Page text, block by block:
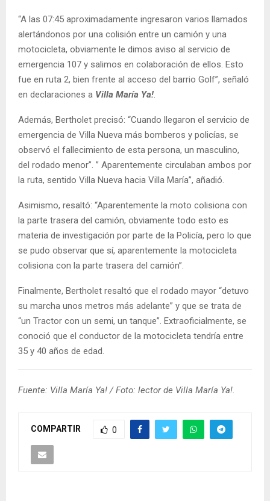
“A las 07:45 aproximadamente ingresaron varios llamados
alertándonos por una colisión entre un camión y una
motocicleta, obviamente le dimos aviso al servicio de
emergencia 107 y salimos en colaboración de ellos. Esto
fue en ruta 2, bien frente al acceso del barrio Golf”, señaló
en declaraciones a Villa María Ya!.
Además, Bertholet precisó: “Cuando llegaron el servicio de
emergencia de Villa Nueva más bomberos y policías, se
observó el fallecimiento de esta persona, un masculino,
del rodado menor”. ” Aparentemente circulaban ambos por
la ruta, sentido Villa Nueva hacia Villa María”, añadió.
Asimismo, resaltó: “Aparentemente la moto colisiona con
la parte trasera del camión, obviamente todo esto es
materia de investigación por parte de la Policía, pero lo que
se pudo observar que sí, aparentemente la motocicleta
colisiona con la parte trasera del camión”.
Finalmente, Bertholet resaltó que el rodado mayor “detuvo
su marcha unos metros más adelante” y que se trata de
“un Tractor con un semi, un tanque”. Extraoficialmente, se
conoció que el conductor de la motocicleta tendría entre
35 y 40 años de edad.
Fuente: Villa María Ya! / Foto: lector de Villa María Ya!.
COMPARTIR 0